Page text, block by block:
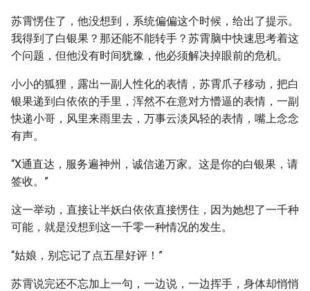
苏霄愣住了，他没想到，系统偏偏这个时候，给出了提示。
我得到了白银果？那还能不能转手？苏霄脑中快速思考着这
个问题，但他没有时间犹豫，他必须解决掉眼前的危机。
小小的狐狸，露出一副人性化的表情，苏霄爪子移动，把白
银果递到白依依的手里，浑然不在意对方懵逼的表情，一副
快递小哥，风里来雨里去，万事云淡风轻的表情，嘴上念念
有声。
“X通直达，服务遍神州，诚信递万家。这是你的白银果，请
签收。”
这一举动，直接让半妖白依依直接愣住，因为她想了一千种
可能，就是没想到这一千零一种情况的发生。
“姑娘，别忘记了点五星好评！”
苏霄说完还不忘加上一句，一边说，一边挥手，身体却悄悄